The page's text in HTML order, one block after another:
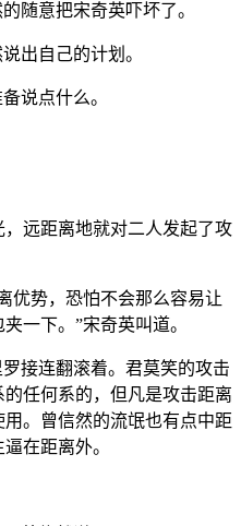
随意把宋奇英吓坏了。
出自己的计划。
说点什么。
远距离地就对二人发起了攻
优势，恐怕不会那么容易让
一下。”宋奇英叫道。
接连翻滚着。君莫笑的攻击
任何系的，但凡是攻击距离
。曾信然的流氓也有点中距
在距离外。